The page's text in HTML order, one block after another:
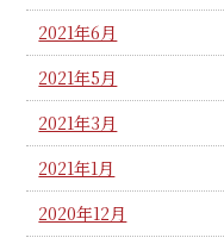
2021年6月
2021年5月
2021年3月
2021年1月
2020年12月